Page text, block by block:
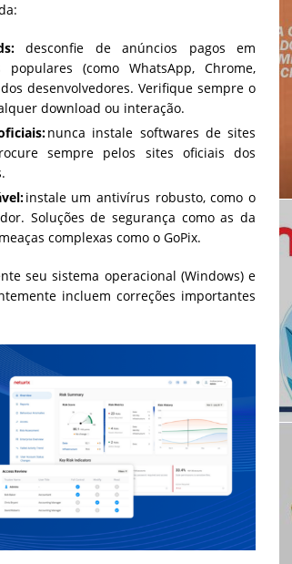
desconfie de anúncios pagos em
(como WhatsApp, Chrome,
desenvolvedores. Verifique sempre o
download ou interação.
nunca instale softwares de sites
sempre pelos sites oficiais dos
instale um antivírus robusto, como o
Soluções de segurança como as da
complexas como o GoPix.
seu sistema operacional (Windows) e
incluem correções importantes